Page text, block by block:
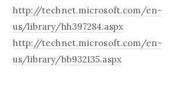
http://technet.microsoft.com/en-
us/library/hh397284.aspx
http://technet.microsoft.com/en-
us/library/bb932135.aspx